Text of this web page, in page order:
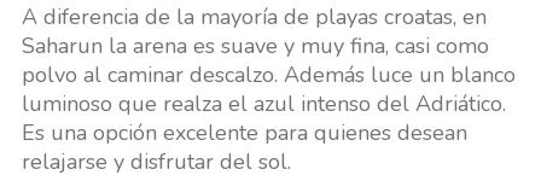
A diferencia de la mayoría de playas croatas, en
Saharun la arena es suave y muy fina, casi como
polvo al caminar descalzo. Además luce un blanco
luminoso que realza el azul intenso del Adriático.
Es una opción excelente para quienes desean
relajarse y disfrutar del sol.